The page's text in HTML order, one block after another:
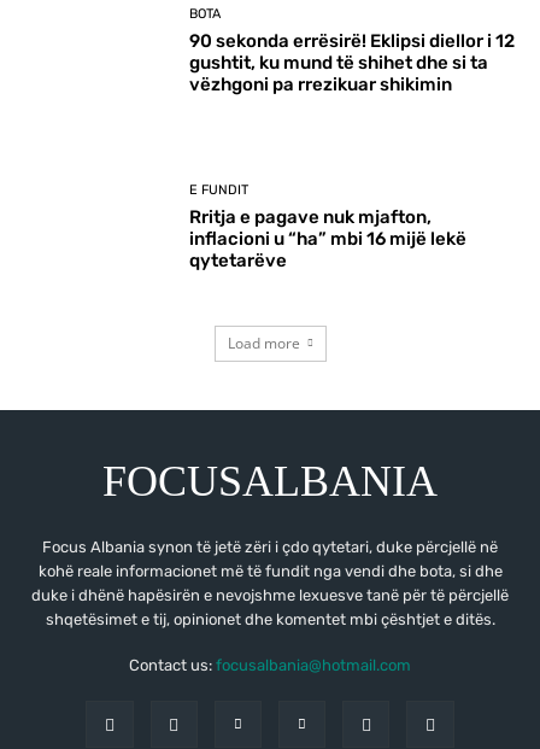
BOTA
90 sekonda errësirë! Eklipsi diellor i 12
gushtit, ku mund të shihet dhe si ta
vëzhgoni pa rrezikuar shikimin
E FUNDIT
Rritja e pagave nuk mjafton,
inflacioni u “ha” mbi 16 mijë lekë
qytetarëve
Load more
FOCUSALBANIA
Focus Albania synon të jetë zëri i çdo qytetari, duke përcjellë në
kohë reale informacionet më të fundit nga vendi dhe bota, si dhe
duke i dhënë hapësirën e nevojshme lexuesve tanë për të përcjellë
shqetësimet e tij, opinionet dhe komentet mbi çështjet e ditës.
Contact us: focusalbania@hotmail.com